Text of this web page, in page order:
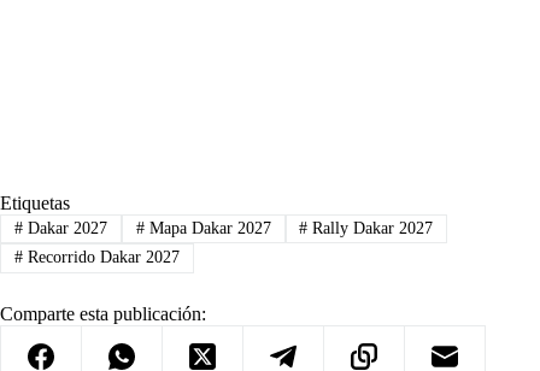
Etiquetas
#Dakar 2027 #Mapa Dakar 2027 # Rally Dakar 2027
#Recorrido Dakar 2027
Comparte esta publicación: